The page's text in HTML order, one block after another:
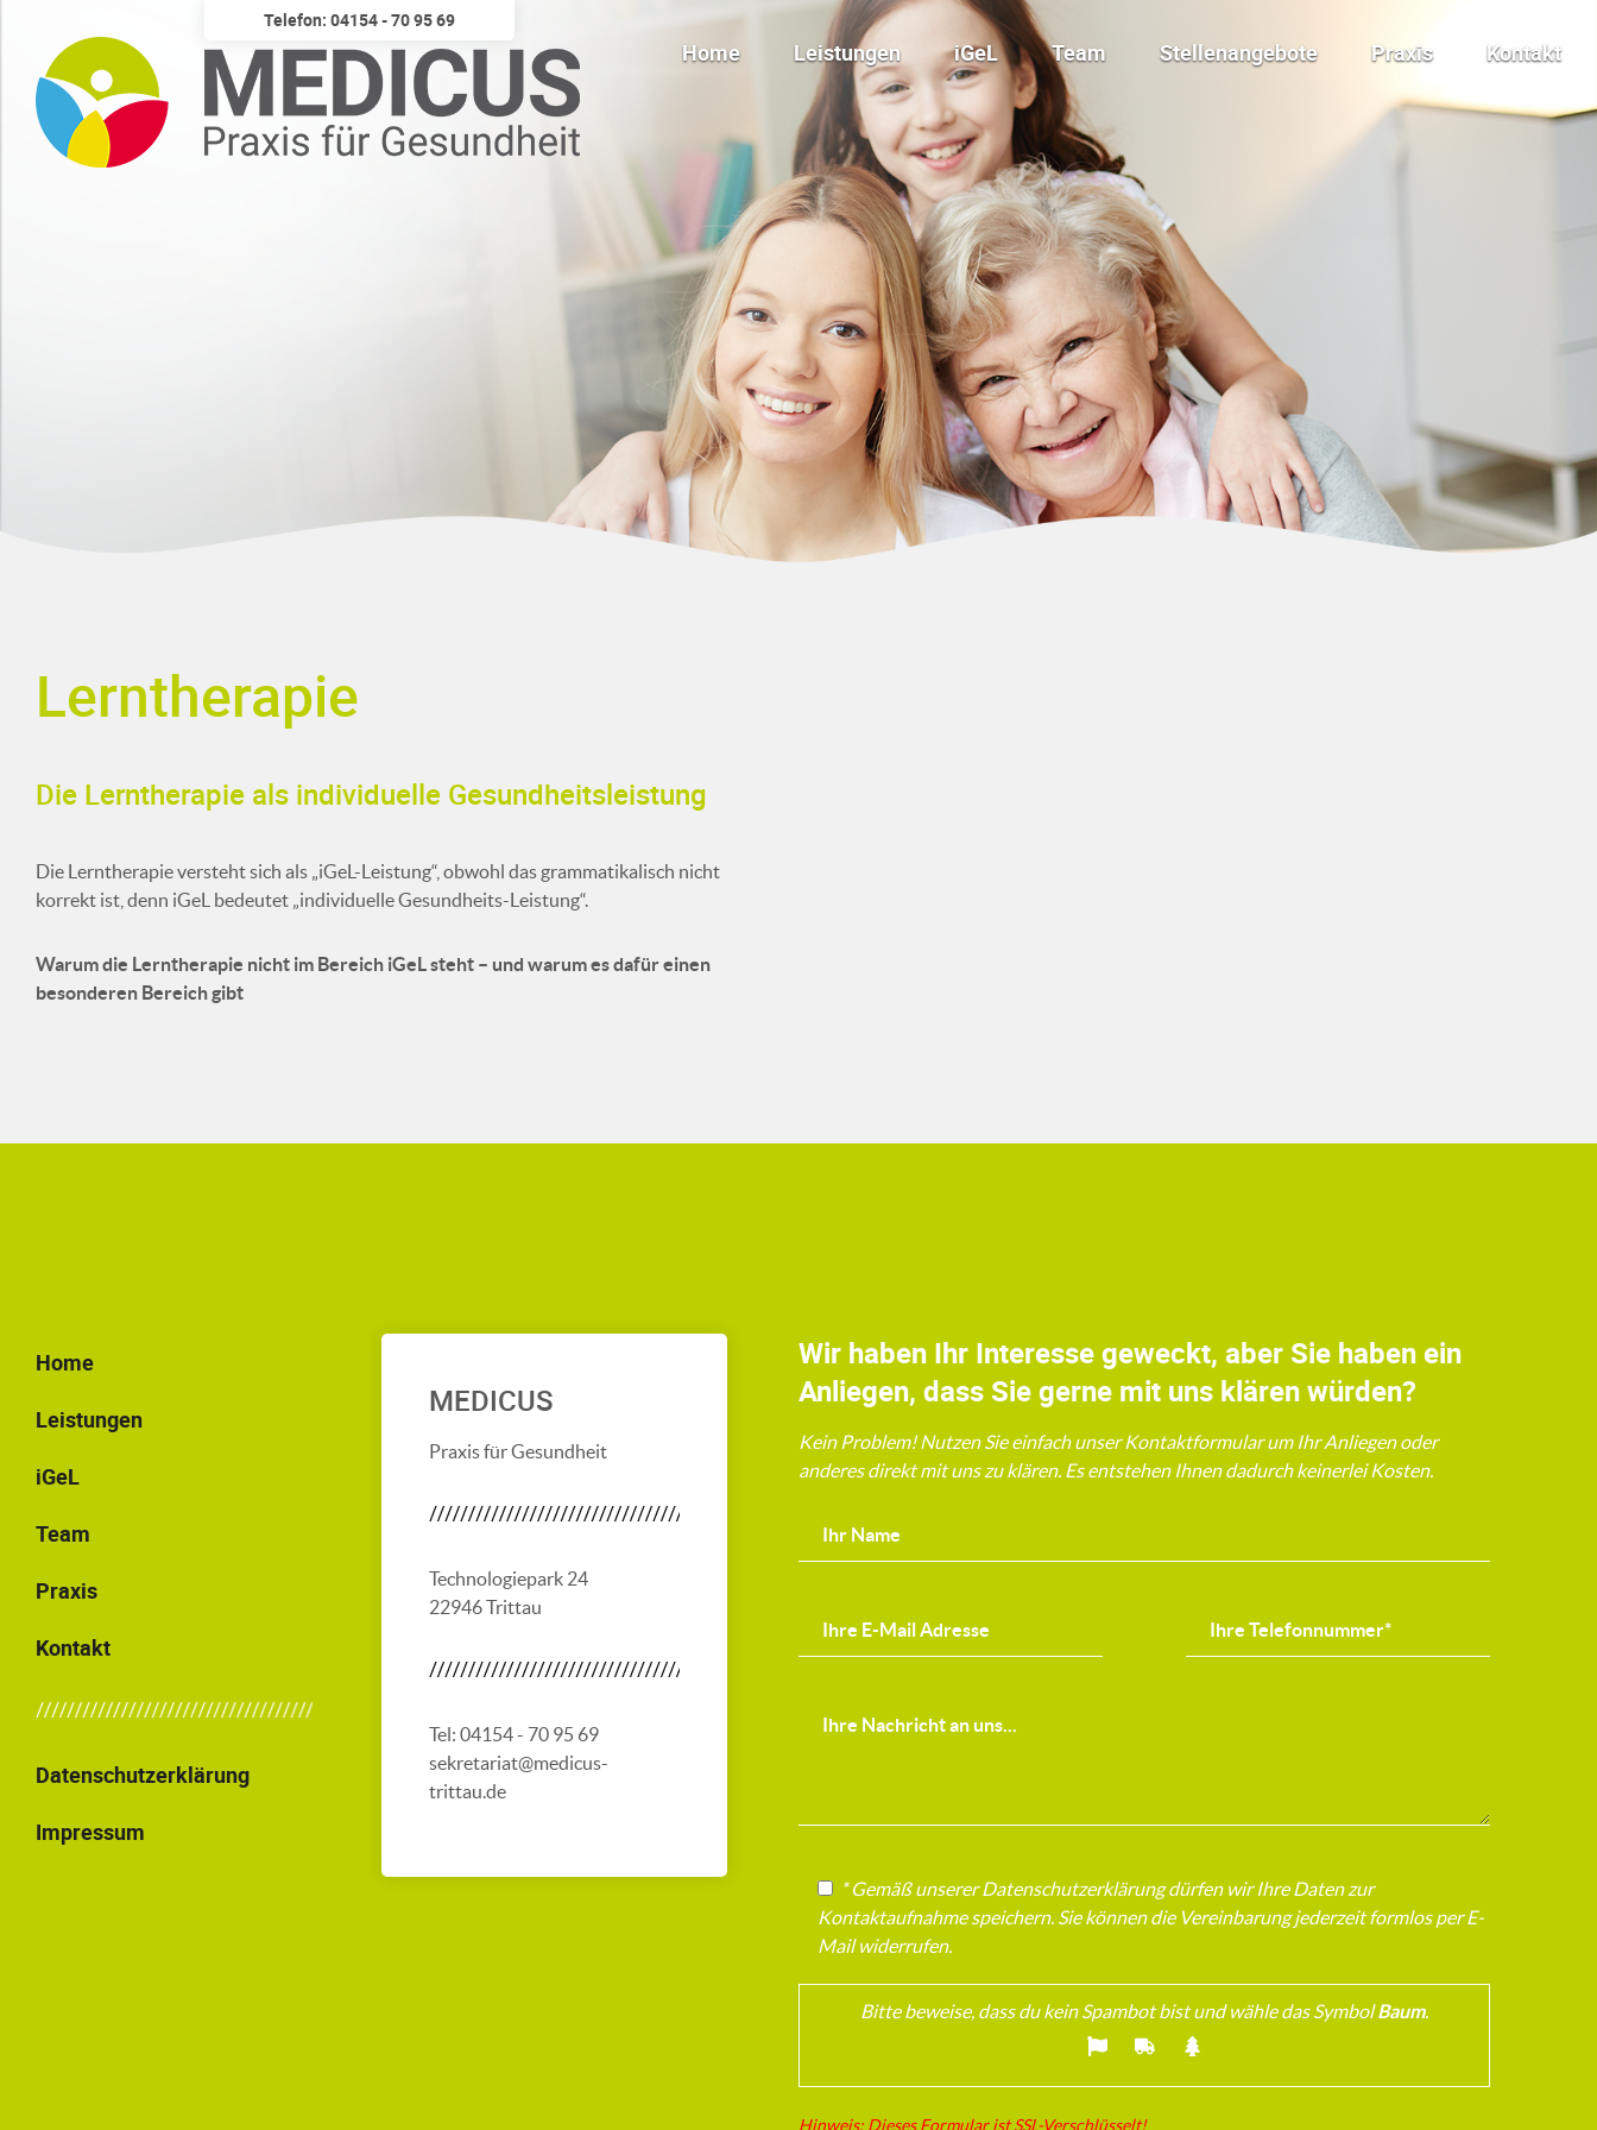
Telefon: 04154 - 70 95 69
Home Leistungen
Ergotherapie
Logopädie
Physiotherapie
Autismusspezifische
Förderung
iGeL
Kinesio-Tape
Klassische Massagen
Manuelle
Lymphdrainagen
Babymassagekurs
Cranio Sacral Therapie
Team Stellenangebote Praxis Kontakt
Lerntherapie
Die Lerntherapie als individuelle Gesundheitsleistung
Die Lerntherapie versteht sich als „iGeL-Leistung“, obwohl das grammatikalisch nicht
korrekt ist, denn iGeL bedeutet „individuelle Gesundheits-Leistung“.
Warum die Lerntherapie nicht im Bereich iGeL steht – und warum es dafür einen
besonderen Bereich gibt
Home
Leistungen
iGeL
Team
Praxis
Kontakt
Datenschutzerklärung
Impressum
MEDICUS
Praxis für Gesundheit
Technologiepark 24
22946 Trittau
Tel: 04154 - 70 95 69
sekretariat@medicus-
trittau.de
Wir haben Ihr Interesse geweckt, aber Sie haben ein
Anliegen, dass Sie gerne mit uns klären würden?
Kein Problem! Nutzen Sie einfach unser Kontaktformular um Ihr Anliegen oder
anderes direkt mit uns zu klären. Es entstehen Ihnen dadurch keinerlei Kosten.
* Gemäß unserer Datenschutzerklärung dürfen wir Ihre Daten zur
Kontaktaufnahme speichern. Sie können die Vereinbarung jederzeit formlos per E-
Mail widerrufen.
Bitte beweise, dass du kein Spambot bist und wähle das SymbolBaum.
Hinweis: Dieses Formular ist SSL-Verschlüsselt!